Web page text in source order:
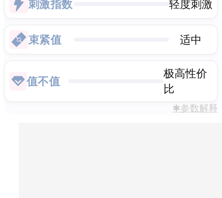
刺激指数 轻度刺激
束紧值 适中
值不值
极高性价
比
✱参数解释